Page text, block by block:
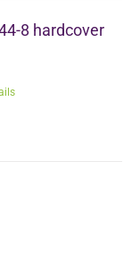
8 hardcover